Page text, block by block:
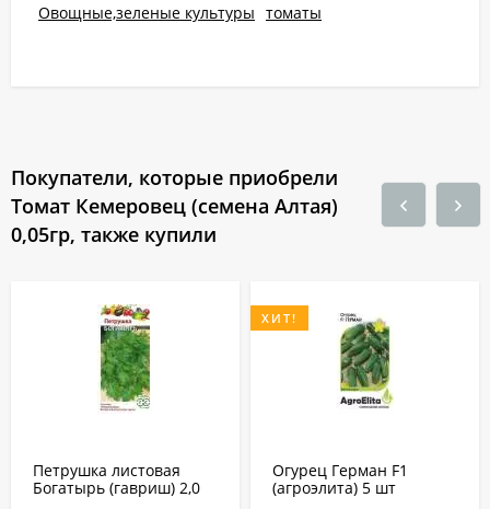
Овощные,зеленые культуры томаты
Покупатели, которые приобрели
Томат Кемеровец (семена Алтая)
0,05гр, также купили
Петрушка листовая
Богатырь (гавриш) 2,0
ХИТ!
Огурец Герман F1
(агроэлита) 5 шт